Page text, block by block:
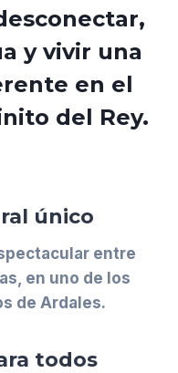
y vivir una
en el
del Rey.
único
entre
en uno de los
de Ardales.
todos